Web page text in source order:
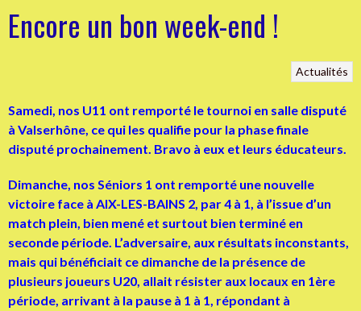
Encore un bon week-end !
Actualités
Samedi, nos U11 ont remporté le tournoi en salle disputé
à Valserhône, ce qui les qualifie pour la phase finale
disputé prochainement. Bravo à eux et leurs éducateurs.
Dimanche, nos Séniors 1 ont remporté une nouvelle
victoire face à AIX-LES-BAINS 2, par 4 à 1, à l’issue d’un
match plein, bien mené et surtout bien terminé en
seconde période. L’adversaire, aux résultats inconstants,
mais qui bénéficiait ce dimanche de la présence de
plusieurs joueurs U20, allait résister aux locaux en 1ère
période, arrivant à la pause à 1 à 1, répondant à